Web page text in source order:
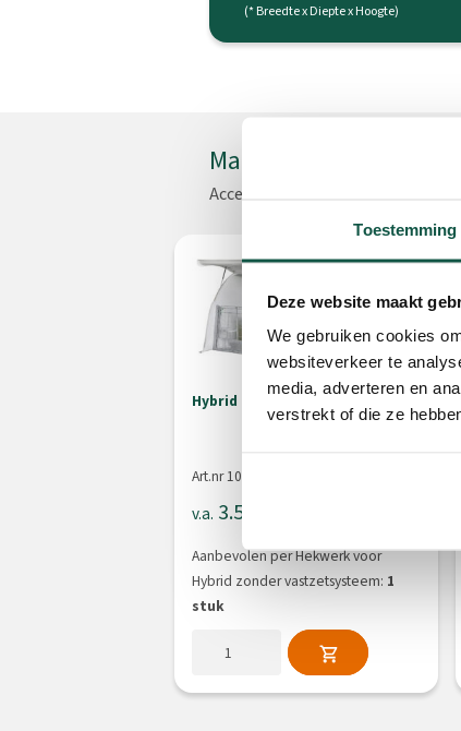
Toestemming
Deze website maakt
We gebruiken cookies
websiteverkeer te
media, adverteren en
verstrekt of die ze
(* Breedte x Diepte x Hoogte)
Maak het product
Accessoires bij dit product
Hybrid
Art.nr 100250
v.a. 3.569,15
Aanbevolen per Hekwerk voor
Hybrid zonder vastzetsysteem: 1
stuk